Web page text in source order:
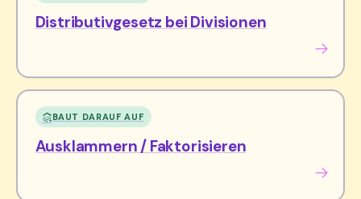
Distributivgesetz bei Divisionen
BAUT DARAUF AUF
Ausklammern / Faktorisieren